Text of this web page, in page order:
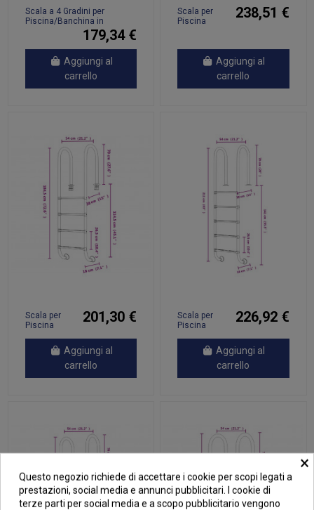
Scala a 4 Gradini per
Piscina/Banchina in
Alluminio 167 cm179,34 €
Aggiungi al
carrello
Scala per
Piscina
Inox 304
238,51 €
Aggiungi al
carrello
Scala per
Piscina
cm Acciaio
Inox 304
201,30 €
Aggiungi al
carrello
Scala per
Piscina
cm Acciaio
Inox 304
226,92 €
Aggiungi al
carrello
×
Questo negozio richiede di accettare i cookie per scopi legati a
prestazioni, social media e annunci pubblicitari. I cookie di
terze parti per social media e a scopo pubblicitario vengono